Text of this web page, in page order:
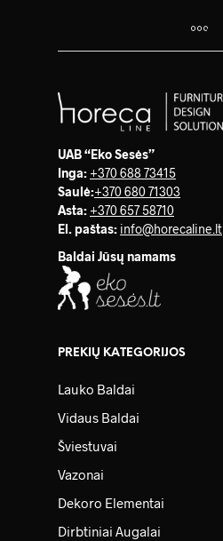
UAB “Eko Sesės”
Inga: +370 688 73415
Saulė:+370 680 71303
Asta: +370 657 58710
El. paštas: info@horecaline.lt
Baldai Jūsų namams
PREKIŲ KATEGORIJOS
Lauko Baldai
Vidaus Baldai
Šviestuvai
Vazonai
Dekoro Elementai
Dirbtiniai Augalai